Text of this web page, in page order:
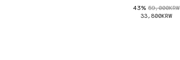
43% 59,000KRW
33,800KRW